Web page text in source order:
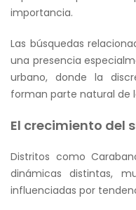
importancia.
Las búsquedas
una presencia
urbano, donde la
forman parte natural de
El crecimiento del
Distritos como
dinámicas distintas,
influenciadas por